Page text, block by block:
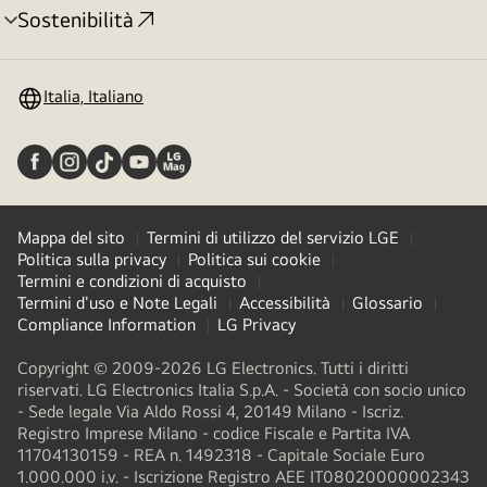
Sostenibilità
Attivazione
Italia, Italiano
Mappa del sito
Termini di utilizzo del servizio LGE
Politica sulla privacy
Politica sui cookie
Termini e condizioni di acquisto
Termini d'uso e Note Legali
Accessibilità
Glossario
Compliance Information
LG Privacy
Copyright © 2009-2026 LG Electronics. Tutti i diritti
riservati. LG Electronics Italia S.p.A. - Società con socio unico
- Sede legale Via Aldo Rossi 4, 20149 Milano - Iscriz.
Registro Imprese Milano - codice Fiscale e Partita IVA
11704130159 - REA n. 1492318 - Capitale Sociale Euro
1.000.000 i.v. - Iscrizione Registro AEE IT08020000002343​